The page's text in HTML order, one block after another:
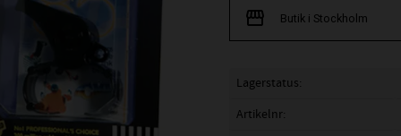
Butik i Stockholm
Lagerstatus
Artikelnr